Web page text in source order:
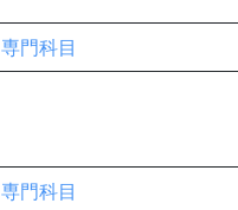
専門科目
専門科目